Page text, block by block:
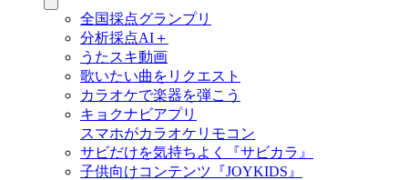
全国採点グランプリ
分析採点AI＋
うたスキ動画
歌いたい曲をリクエスト
カラオケで楽器を弾こう
キョクナビアプリ
スマホがカラオケリモコン
サビだけを気持ちよく『サビカラ』
子供向けコンテンツ『JOYKIDS』